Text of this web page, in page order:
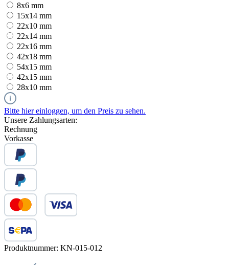
8x6 mm
15x14 mm
22x10 mm
22x14 mm
22x16 mm
42x18 mm
54x15 mm
42x15 mm
28x10 mm
Bitte hier einloggen, um den Preis zu sehen.
Unsere Zahlungsarten:
Rechnung
Vorkasse
Produktnummer: KN-015-012